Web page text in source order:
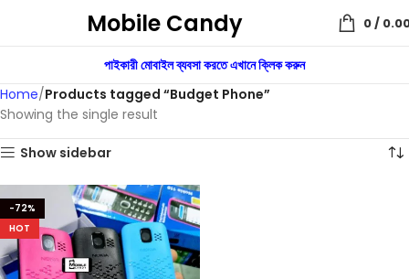
Mobile Candy 0/
পাইকারী মোবাইল ব্যবসা করতে এখানে ক্লিক করুন
Home Products tagged “Budget Phone”
Showing the single result
Show sidebar
-72%
HOT